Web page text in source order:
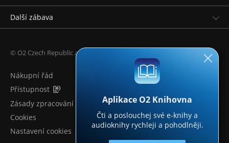
Další zábava
© O2 Czech Republic a.s.
Nákupní řád
Přístupnost
Zásady zpracování osobních údajů
Cookies
Nastavení cookies
Aplikace O2 Knihovna
Čti a poslouchej své e-knihy a
audioknihy rychleji a pohodlněji.